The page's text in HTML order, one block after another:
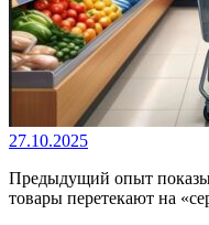
27.10.2025
Предыдущий опыт
товары перетекают на